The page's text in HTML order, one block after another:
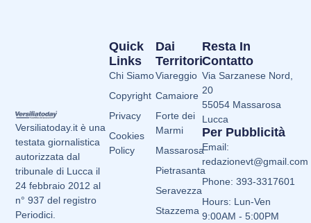
Versiliatoday.it è una
testata giornalistica
autorizzata dal
tribunale di Lucca il
24 febbraio 2012 al
n° 937 del registro
Periodici.
Dai
Territori
Viareggio
Camaiore
Forte dei
Marmi
Massarosa
Pietrasanta
Seravezza
Stazzema
Quick
Links
Chi Siamo
Copyright
Privacy
Cookies
Policy
Resta In
Contatto
Via Sarzanese Nord,
20
55054 Massarosa
Lucca
Per Pubblicità
Email:
redazionevt@gmail.com
Phone: 393-3317601
Hours: Lun-Ven
9:00AM - 5:00PM